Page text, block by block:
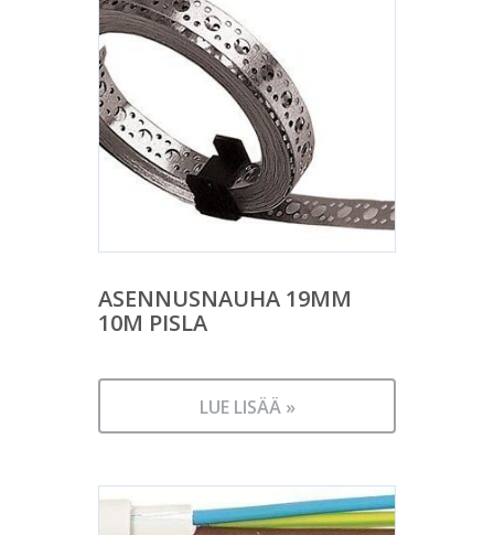
ASENNUSNAUHA 19MM
10M PISLA
LUE LISÄÄ »